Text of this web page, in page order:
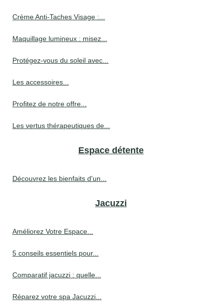
Crème Anti-Taches Visage :...
Maquillage lumineux : misez...
Protégez-vous du soleil avec...
Les accessoires...
Profitez de notre offre...
Les vertus thérapeutiques de...
Espace détente
Découvrez les bienfaits d'un...
Jacuzzi
Améliorez Votre Espace...
5 conseils essentiels pour...
Comparatif jacuzzi : quelle...
Réparez votre spa Jacuzzi...